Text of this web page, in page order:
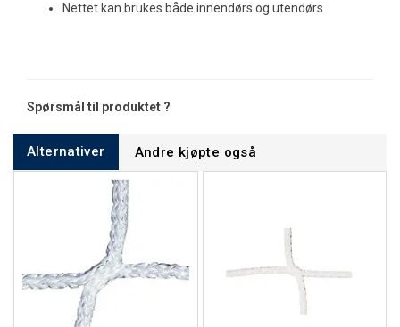
Nettet kan brukes både innendørs og utendørs
Spørsmål til produktet ?
Alternativer Andre kjøpte også